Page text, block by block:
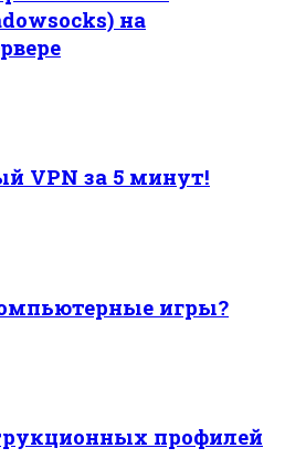
на
VPN за 5 минут!
игры?
профилей